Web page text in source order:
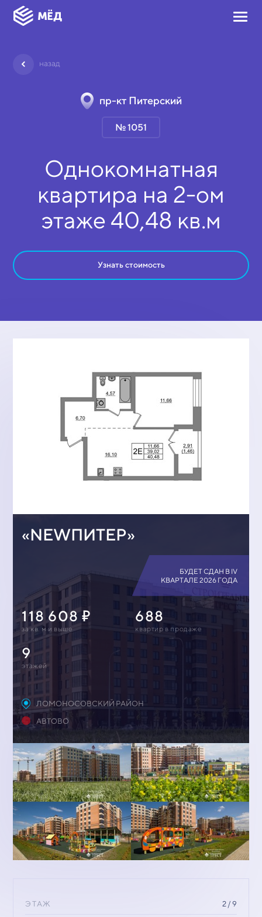
назад
пр-кт Питерский
№ 1051
Однокомнатная
квартира на 2-ом
этаже 40,48 кв.м
Узнать стоимость
«NEWПИТЕР»
БУДЕТ СДАН В IV
КВАРТАЛЕ 2026 ГОДА
118 608
за кв. м и выше
688
квартир в продаже
9
этажей
ЛОМОНОСОВСКИЙ РАЙОН
АВТОВО
ЭТАЖ 2 / 9